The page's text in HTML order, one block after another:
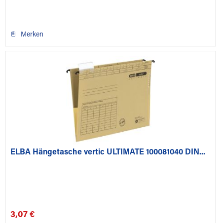
Merken
ELBA Hängetasche vertic ULTIMATE 100081040 DIN...
3,07 €